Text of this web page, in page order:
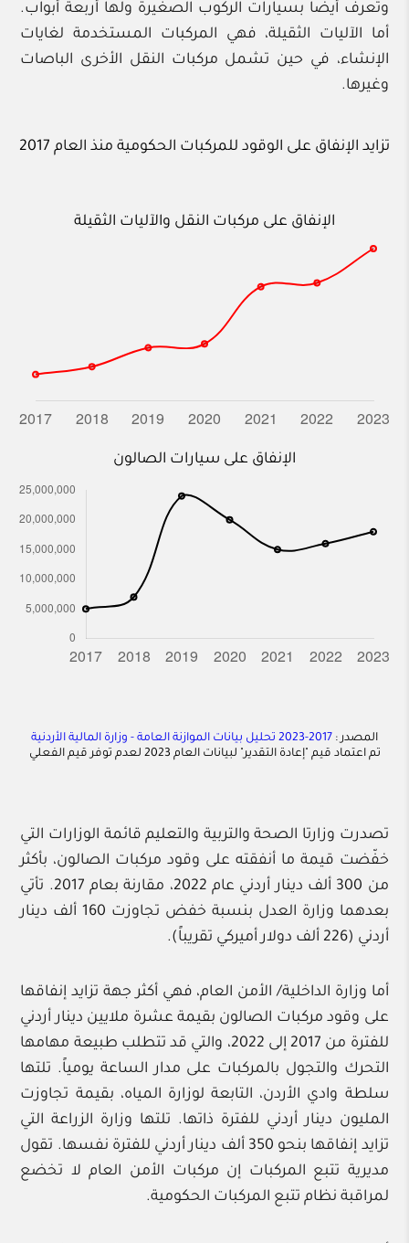
وتعرف أيضاً بسيارات الركوب الصغيرة ولها أربعة أبواب.
أما الآليات الثقيلة، فهي المركبات المستخدمة لغايات
الإنشاء، في حين تشمل مركبات النقل الأخرى الباصات
وغيرها.
تزايد الإنفاق على الوقود للمركبات الحكومية منذ العام 2017
الإنفاق على مركبات النقل والآليات الثقيلة
الإنفاق على سيارات الصالون
المصدر : 2017-2023 تحليل بيانات الموازنة العامة - وزارة المالية الأردنية
تم اعتماد قيم "إعادة التقدير" لبيانات العام 2023 لعدم توفر قيم الفعلي
تصدرت وزارتا الصحة والتربية والتعليم قائمة الوزارات التي
خفّضت قيمة ما أنفقته على وقود مركبات الصالون، بأكثر
من 300 ألف دينار أردني عام 2022، مقارنة بعام 2017. تأتي
بعدهما وزارة العدل بنسبة خفض تجاوزت 160 ألف دينار
أردني (226 ألف دولار أميركي تقريباً).
أما وزارة الداخلية/ الأمن العام، فهي أكثر جهة تزايد إنفاقها
على وقود مركبات الصالون بقيمة عشرة ملايين دينار أردني
للفترة من 2017 إلى 2022، والتي قد تتطلب طبيعة مهامها
التحرك والتجول بالمركبات على مدار الساعة يومياً. تلتها
سلطة وادي الأردن، التابعة لوزارة المياه، بقيمة تجاوزت
المليون دينار أردني للفترة ذاتها. تلتها وزارة الزراعة التي
تزايد إنفاقها بنحو 350 ألف دينار أردني للفترة نفسها. تقول
مديرية تتبع المركبات إن مركبات الأمن العام لا تخضع
لمراقبة نظام تتبع المركبات الحكومية.